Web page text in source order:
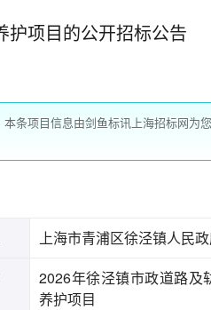
护项目的公开招标公告
条项目信息由剑鱼标讯上海招标网为您
上海市青浦区徐泾镇人民
2026年徐泾镇市政道路及
养护项目